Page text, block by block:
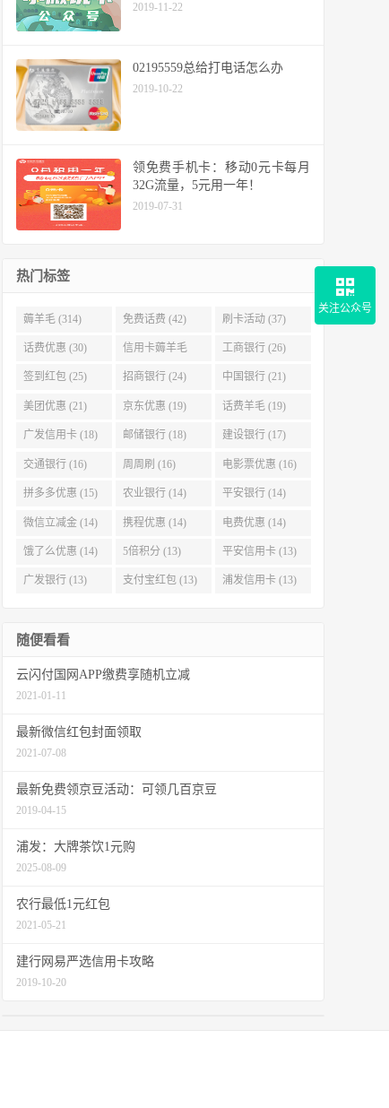
2019-11-22
02195559总给打电话怎么办
2019-10-22
领免费手机卡：移动0元卡每月
32G流量，5元用一年！
2019-07-31
热门标签
薅羊毛 (314) 免费话费 (42) 刷卡活动 (37)
话费优惠 (30) 信用卡薅羊毛
(29)
工商银行 (26)
签到红包 (25) 招商银行 (24) 中国银行 (21)
美团优惠 (21) 京东优惠 (19) 话费羊毛 (19)
广发信用卡 (18) 邮储银行 (18) 建设银行 (17)
交通银行 (16) 周周刷 (16) 电影票优惠 (16)
拼多多优惠 (15) 农业银行 (14) 平安银行 (14)
微信立减金 (14) 携程优惠 (14) 电费优惠 (14)
饿了么优惠 (14) 5倍积分 (13) 平安信用卡 (13)
广发银行 (13) 支付宝红包 (13) 浦发信用卡 (13)
随便看看
云闪付国网APP缴费享随机立减
2021-01-11
最新微信红包封面领取
2021-07-08
最新免费领京豆活动：可领几百京豆
2019-04-15
浦发：大牌茶饮1元购
2025-08-09
农行最低1元红包
2021-05-21
建行网易严选信用卡攻略
2019-10-20
关注公众号